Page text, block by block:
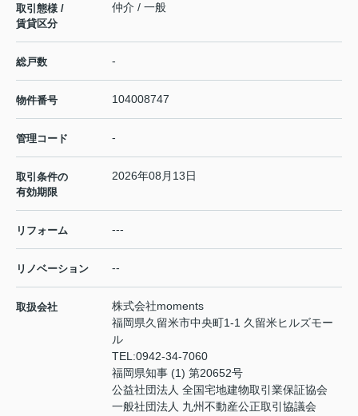
取引態様 /
賃貸区分
仲介 / 一般
総戸数 -
物件番号 104008747
管理コード -
取引条件の
有効期限
2026年08月13日
リフォーム ---
リノベーション --
取扱会社
株式会社moments
福岡県久留米市中央町1-1 久留米ヒルズモー
ル
TEL:0942-34-7060
福岡県知事 (1) 第20652号
公益社団法人 全国宅地建物取引業保証協会
一般社団法人 九州不動産公正取引協議会